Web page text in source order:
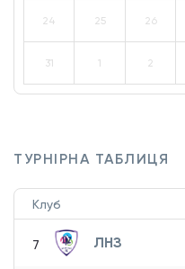
24 25 26
31 1 2
ТУРНІРНА ТАБЛИЦЯ
Клуб
7 ЛНЗ